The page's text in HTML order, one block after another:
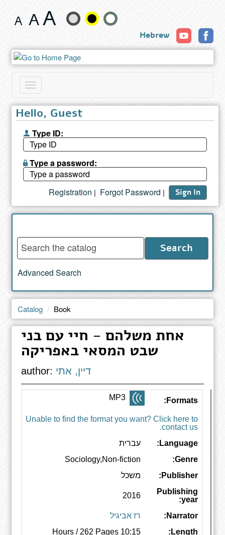
Change
size
and
color
Hebrew
Toggle
navigation
Hello, Guest
Type ID:
Type a password:
Sign In
|
Forgot Password
|
Registration
Enter
words
to
search
catalog
Search
Advanced Search
Catalog Book
אחת משלהם - חיי עם בני
שבט המסאי באפריקה
author: דיין, אתי
Formats:
Unable to find the format you want? Click here to
contact us.
Language:
עברית
Genre:
Sociology,Non-fiction
Publisher:
משכל
Publishing
year:
2016
Narrator:
רז אביגיל
Length:
10:15 Hours / 262 Pages